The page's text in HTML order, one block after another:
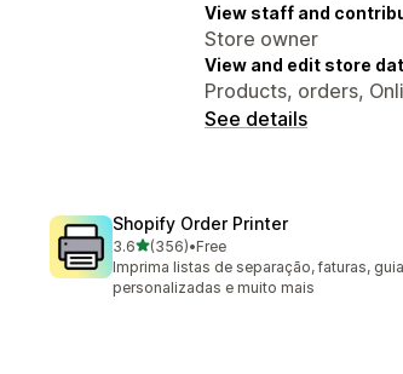
View staff and
Store owner
View and edit store
Products, orders,
See details
Shopify Order Printer
3.6out of 5 stars
(356)
356 total reviews
•Free
Imprima listas de separação, faturas,
personalizadas e muito mais